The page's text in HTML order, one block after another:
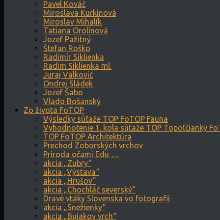
Pavel Kováč
Miroslava Kurkinová
Miroslav Mihalík
Tatiana Orolínová
Jozef Pažitný
Štefan Roško
Radimír Siklienka
Radim Siklienka ml.
Juraj Valkovič
Ondrej Sládek
Jozef Šabo
Vlado Bošanský
Zo života FoTOP
Výsledky súťaže TOP FoTOP Fauna
Vyhodnotenie 1. kola súťaže TOP Topoľčianky
TOP FoTOP Architektúra
Prechod Zoborských vrchov
Príroda očami Edu …
akcia „Zubry“
akcia „Výstava“
akcia „Hrušov“
akcia „Chochláč severský“
Dravé vtáky Slovenska vo fotografii
akcia „Snežienky“
akcia „Bujakov vrch“